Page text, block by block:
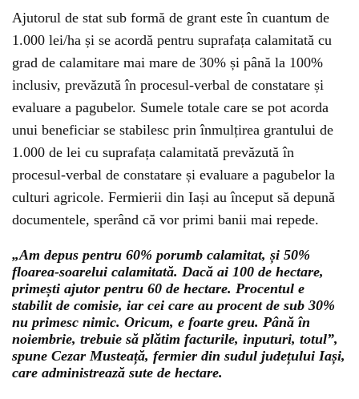
Ajutorul de stat sub formă de grant este în cuantum de
1.000 lei/ha și se acordă pentru suprafața calamitată cu
grad de calamitare mai mare de 30% și până la 100%
inclusiv, prevăzută în procesul-verbal de constatare și
evaluare a pagubelor. Sumele totale care se pot acorda
unui beneficiar se stabilesc prin înmulțirea grantului de
1.000 de lei cu suprafața calamitată prevăzută în
procesul-verbal de constatare și evaluare a pagubelor la
culturi agricole. Fermierii din Iași au început să depună
documentele, sperând că vor primi banii mai repede.
„Am depus pentru 60% porumb calamitat, și 50%
floarea-soarelui calamitată. Dacă ai 100 de hectare,
primești ajutor pentru 60 de hectare. Procentul e
stabilit de comisie, iar cei care au procent de sub 30%
nu primesc nimic. Oricum, e foarte greu. Până în
noiembrie, trebuie să plătim facturile, inputuri, totul”,
spune Cezar Musteață, fermier din sudul județului Iași,
care administrează sute de hectare.